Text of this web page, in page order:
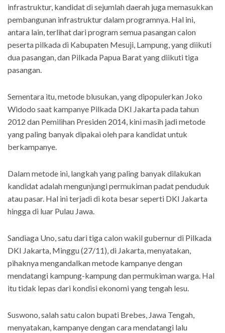
infrastruktur, kandidat di sejumlah daerah juga memasukkan
pembangunan infrastruktur dalam programnya. Hal ini,
antara lain, terlihat dari program semua pasangan calon
peserta pilkada di Kabupaten Mesuji, Lampung, yang diikuti
dua pasangan, dan Pilkada Papua Barat yang diikuti tiga
pasangan.
Sementara itu, metode blusukan, yang dipopulerkan Joko
Widodo saat kampanye Pilkada DKI Jakarta pada tahun
2012 dan Pemilihan Presiden 2014, kini masih jadi metode
yang paling banyak dipakai oleh para kandidat untuk
berkampanye.
Dalam metode ini, langkah yang paling banyak dilakukan
kandidat adalah mengunjungi permukiman padat penduduk
atau pasar. Hal ini terjadi di kota besar seperti DKI Jakarta
hingga di luar Pulau Jawa.
Sandiaga Uno, satu dari tiga calon wakil gubernur di Pilkada
DKI Jakarta, Minggu (27/11), di Jakarta, menyatakan,
pihaknya mengandalkan metode kampanye dengan
mendatangi kampung-kampung dan permukiman warga. Hal
itu tidak lepas dari kondisi ekonomi yang tengah lesu.
Suswono, salah satu calon bupati Brebes, Jawa Tengah,
menyatakan, kampanye dengan cara mendatangi lalu